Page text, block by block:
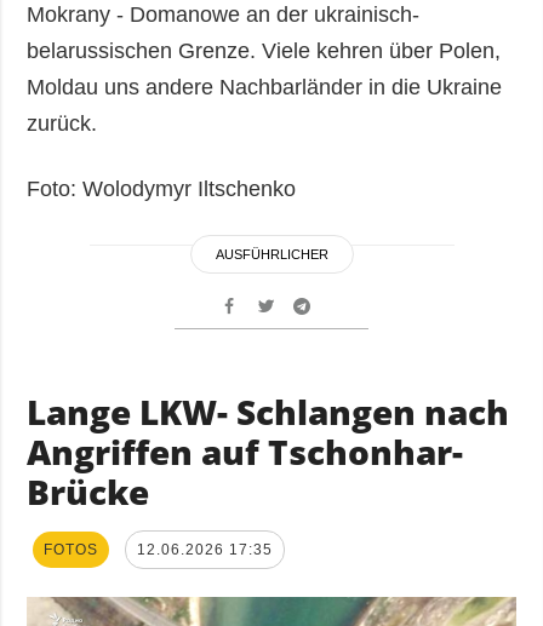
Mokrany - Domanowe an der ukrainisch-
belarussischen Grenze. Viele kehren über Polen,
Moldau uns andere Nachbarländer in die Ukraine
zurück.
Foto: Wolodymyr Iltschenko
AUSFÜHRLICHER
Lange LKW- Schlangen nach
Angriffen auf Tschonhar-
Brücke
FOTOS 12.06.2026 17:35